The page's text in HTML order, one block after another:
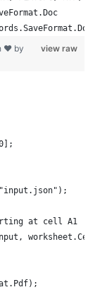
view raw
❤ by
at cell A1